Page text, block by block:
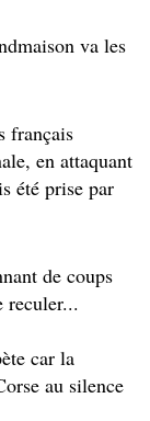
va les
français
en attaquant
été prise par
de coups
reculer...
car la
au silence